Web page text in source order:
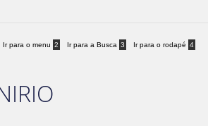
Ir para o menu 2 Ir para a Busca 3 Ir para o rodapé 4